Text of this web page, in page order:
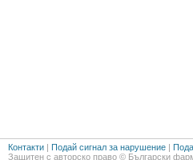
Контакти | Подай сигнал за нарушение |
Защитен с авторско право © Български